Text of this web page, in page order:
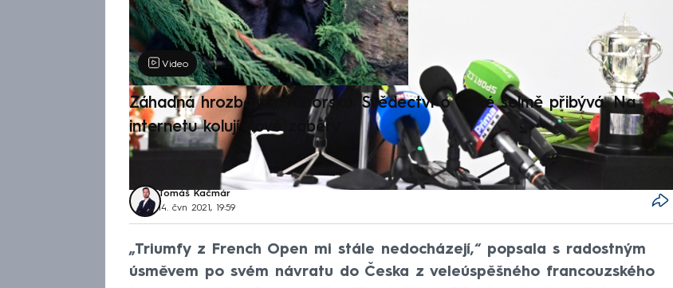
Video
Záhadná hrozba na Táborsku: Svědectví o velké šelmě přibývá. Na
internetu kolují nové záběry
Tomáš Kačmár
14. čvn 2021, 19:59
„Triumfy z French Open mi stále nedocházejí,“ popsala s radostným
úsměvem po svém návratu do Česka z veleúspěšného francouzského